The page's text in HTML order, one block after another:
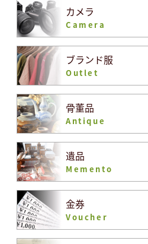
カメラ
Camera
ブランド服
Outlet
骨董品
Antique
遺品
Memento
金券
Voucher